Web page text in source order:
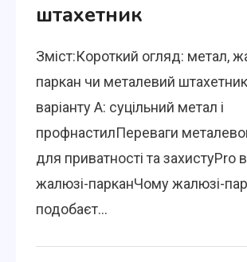
штахетник
Зміст:Короткий огляд: метал,
паркан чи металевий
варіанту A: суцільний метал і
профнастилПереваги
для приватності та захистуPro
жалюзі-парканЧому жалюзі-
подобаєт...